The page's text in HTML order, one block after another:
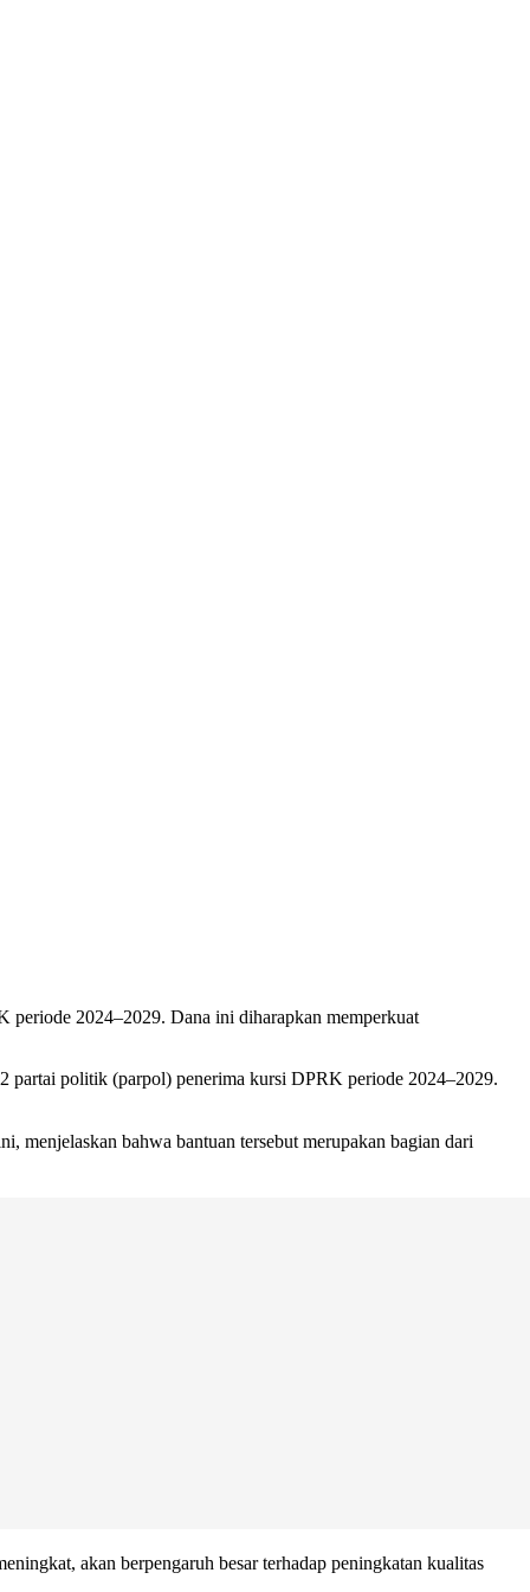
periode 2024–2029. Dana ini diharapkan memperkuat
partai politik (parpol) penerima kursi DPRK periode 2024–2029.
bahwa bantuan tersebut merupakan bagian dari
akan berpengaruh besar terhadap peningkatan kualitas